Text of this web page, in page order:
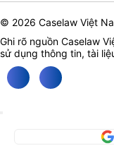
© 2026 Caselaw Việt
Ghi rõ nguồn Caselaw
sử dụng thông tin, tài